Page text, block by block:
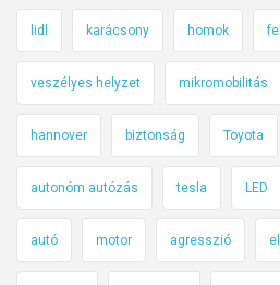
lidl karácsony homok
veszélyes helyzet mikromobilitás
hannover biztonság Toyota
autonóm autózás tesla LED
autó motor agresszió